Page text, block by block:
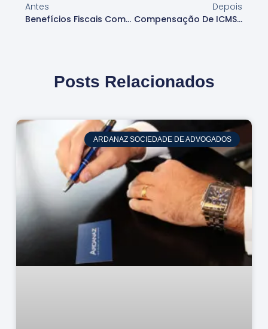
Antes
Benefícios Fiscais Como Aproveitar Na Prática
Depois
Compensação De ICMS-ST Com ICMS Próprio: O Estado Pode Vetar?
Posts Relacionados
ARDANAZ SOCIEDADE DE ADVOGADOS